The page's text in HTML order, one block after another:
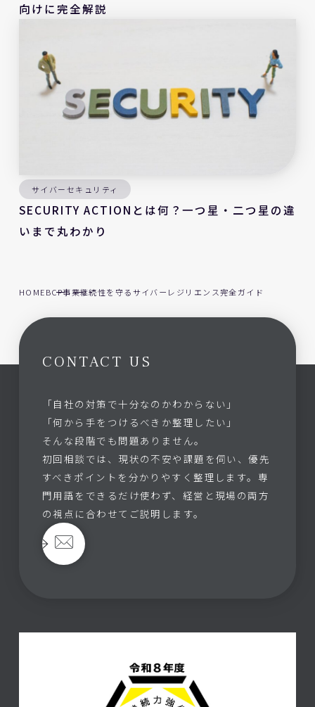
向けに完全解説
サイバーセキュリティ
SECURITY ACTIONとは何？一つ星・二つ星の違
いまで丸わかり
HOMEBCP事業継続性を守るサイバーレジリエンス完全ガイド
CONTACT US
「自社の対策で十分なのかわからない」
「何から手をつけるべきか整理したい」
そんな段階でも問題ありません。
初回相談では、現状の不安や課題を伺い、優先
すべきポイントを分かりやすく整理します。専
門用語をできるだけ使わず、経営と現場の両方
の視点に合わせてご説明します。